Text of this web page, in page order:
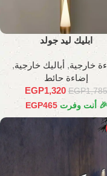
ابليك ليد جولد
خارجية, أباليك خارجية,
إضاءة حائط
EGP1,785
EGP1,320
🎉 أنت وفرت EGP465